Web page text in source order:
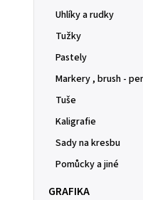
Uhlíky a rudky
Tužky
Pastely
Markery , brush -
Tuše
Kaligrafie
Sady na kresbu
Pomůcky a jiné
GRAFIKA